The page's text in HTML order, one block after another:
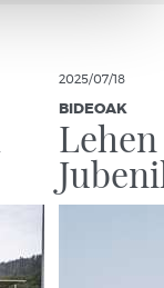
2025/07/18
BIDEOAK